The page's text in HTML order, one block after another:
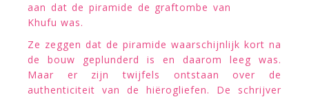
aan dat de piramide de graftombe van
Khufu was.
Ze zeggen dat de piramide waarschijnlijk kort na
de bouw geplunderd is en daarom leeg was.
Maar er zijn twijfels ontstaan over de
authenticiteit van de hiërogliefen. De schrijver